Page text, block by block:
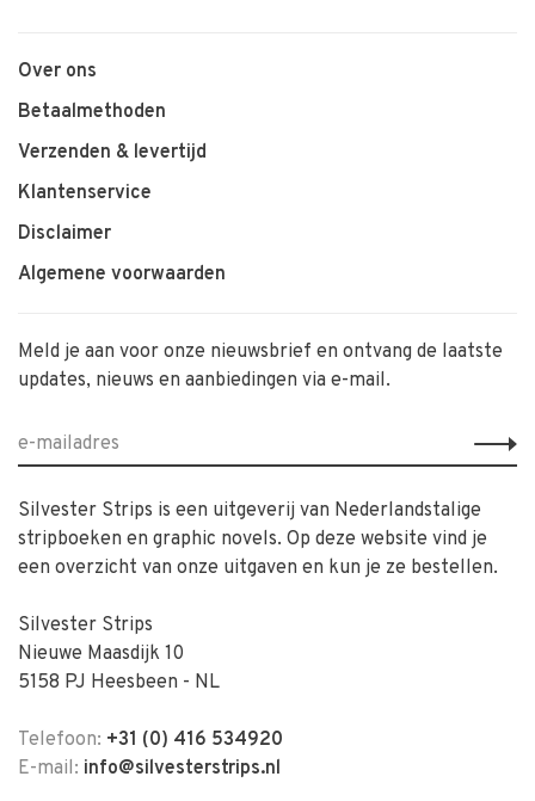
Over ons
Betaalmethoden
Verzenden & levertijd
Klantenservice
Disclaimer
Algemene voorwaarden
Meld je aan voor onze nieuwsbrief en ontvang de laatste
updates, nieuws en aanbiedingen via e-mail.
Silvester Strips is een uitgeverij van Nederlandstalige
stripboeken en graphic novels. Op deze website vind je
een overzicht van onze uitgaven en kun je ze bestellen.
Silvester Strips
Nieuwe Maasdijk 10
5158 PJ Heesbeen - NL
Telefoon: +31 (0) 416 534920
E-mail: info@silvesterstrips.nl